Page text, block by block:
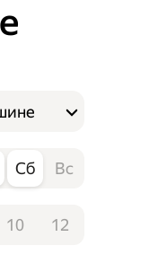
Сб Вс
10 12